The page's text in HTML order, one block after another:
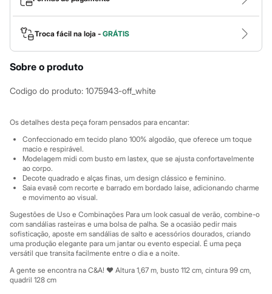
Óculos
Relógios
Calçados
Botas
Chinelos
Rasteirinhas
Sandálias
Sapatilhas
Tênis
City
Clock House
Mindset
Sawary
Yessica
Moda esportiva
Acessórios
Blusas
Calçados
Leggings
Shorts e Bermudas
Tops
Moda íntima
Calcinhas
Cintas e Modeladores
Meias
Troca fácil na loja - GRÁTIS
Sobre o produto
Codigo do produto: 1075943-off_white
Os detalhes desta peça foram pensados para encantar:
Confeccionado em tecido plano 100% algodão, que oferece um toque
macio e respirável.
Modelagem midi com busto em lastex, que se ajusta confortavelmente
ao corpo.
Decote quadrado e alças finas, um design clássico e feminino.
Saia evasê com recorte e barrado em bordado laise, adicionando charme
e movimento ao visual.
Sugestões de Uso e Combinações Para um look casual de verão, combine-o
com sandálias rasteiras e uma bolsa de palha. Se a ocasião pedir mais
sofisticação, aposte em sandálias de salto e acessórios dourados, criando
uma produção elegante para um jantar ou evento especial. É uma peça
versátil que transita facilmente entre o dia e a noite.
A gente se encontra na C&A! ❤ Altura 1,67 m, busto 112 cm, cintura 99 cm,
quadril 128 cm